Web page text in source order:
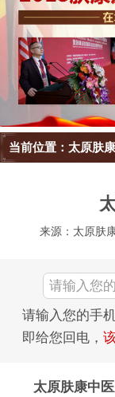
当前位置： 太原肤
来源：太原肤
请输入您的手
即给您回电，
太原肤康中